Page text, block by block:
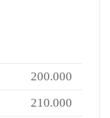
200.000
210.000